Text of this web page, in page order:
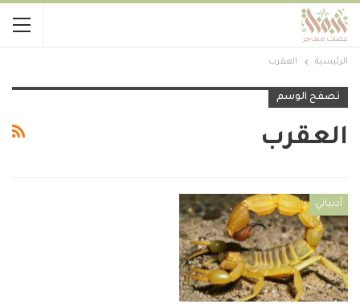
الرئيسية العقرب
تصفح الوسم
العقرب
أدبياتي